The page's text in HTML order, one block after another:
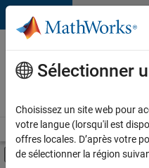
Passer au contenu
Votre
carrière
chez
Accueil Explorer nos
Activer/
Contenu principal
Sélectionner
Choisissez un site web pour
votre langue (lorsqu'il est
offres locales. D’après votre
de sélectionner la région